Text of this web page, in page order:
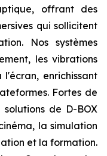
offrant des
qui sollicitent
Nos systèmes
les vibrations
enrichissant
Fortes de
de D-BOX
la simulation
et la formation.